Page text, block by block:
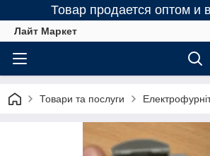
Товар продается оптом и
Лайт Маркет
Товари та послуги